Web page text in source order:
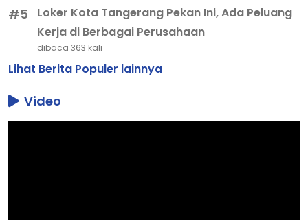
#5
Loker Kota Tangerang Pekan Ini, Ada Peluang
Kerja di Berbagai Perusahaan
dibaca 363 kali
Lihat Berita Populer lainnya
Video